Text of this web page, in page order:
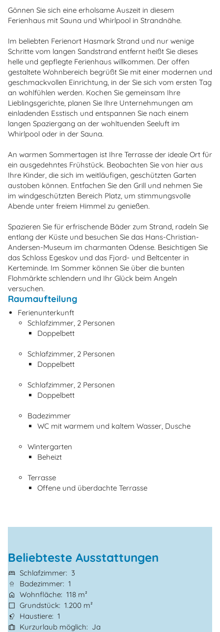
Gönnen Sie sich eine erholsame Auszeit in diesem
Ferienhaus mit Sauna und Whirlpool in Strandnähe.
Im beliebten Ferienort Hasmark Strand und nur wenige
Schritte vom langen Sandstrand entfernt heißt Sie dieses
helle und gepflegte Ferienhaus willkommen. Der offen
gestaltete Wohnbereich begrüßt Sie mit einer modernen und
geschmackvollen Einrichtung, in der Sie sich vom ersten Tag
an wohlfühlen werden. Kochen Sie gemeinsam Ihre
Lieblingsgerichte, planen Sie Ihre Unternehmungen am
einladenden Esstisch und entspannen Sie nach einem
langen Spaziergang an der wohltuenden Seeluft im
Whirlpool oder in der Sauna.
An warmen Sommertagen ist Ihre Terrasse der ideale Ort für
ein ausgedehntes Frühstück. Beobachten Sie von hier aus
Ihre Kinder, die sich im weitläufigen, geschützten Garten
austoben können. Entfachen Sie den Grill und nehmen Sie
im windgeschützten Bereich Platz, um stimmungsvolle
Abende unter freiem Himmel zu genießen.
Spazieren Sie für erfrischende Bäder zum Strand, radeln Sie
entlang der Küste und besuchen Sie das Hans-Christian-
Andersen-Museum im charmanten Odense. Besichtigen Sie
das Schloss Egeskov und das Fjord- und Beltcenter in
Kerteminde. Im Sommer können Sie über die bunten
Flohmärkte schlendern und Ihr Glück beim Angeln
versuchen.
Raumaufteilung
Ferienunterkunft
Schlafzimmer, 2 Personen
Doppelbett
Schlafzimmer, 2 Personen
Doppelbett
Schlafzimmer, 2 Personen
Doppelbett
Badezimmer
WC mit warmem und kaltem Wasser, Dusche
Wintergarten
Beheizt
Terrasse
Offene und überdachte Terrasse
Beliebteste Ausstattungen
Schlafzimmer
3
Badezimmer 1
Wohnfläche 118 m²
Grundstück
1.200 m²
Haustiere 1
Kurzurlaub möglich
Ja